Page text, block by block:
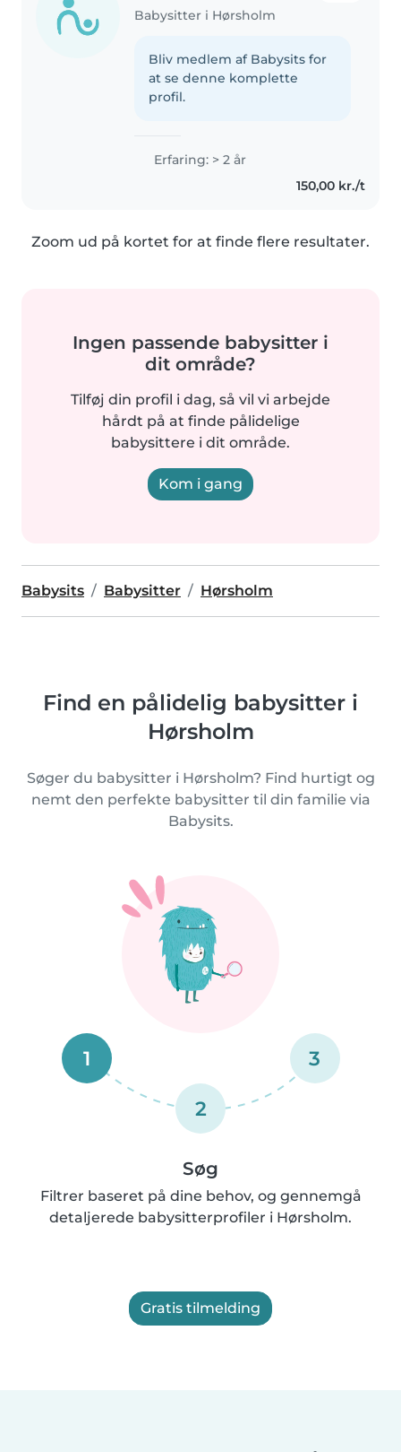
Babysitter i Hørsholm
Bliv medlem af Babysits for
at se denne komplette
profil.
Erfaring: > 2 år
150,00 kr./t
Zoom ud på kortet for at finde flere resultater.
Ingen passende babysitter i
dit område?
Tilføj din profil i dag, så vil vi arbejde
hårdt på at finde pålidelige
babysittere i dit område.
Kom i gang
Babysits Babysitter Hørsholm
Find en pålidelig babysitter i
Hørsholm
Søger du babysitter i Hørsholm? Find hurtigt og
nemt den perfekte babysitter til din familie via
Babysits.
1
2
3
Søg
Filtrer baseret på dine behov, og gennemgå
detaljerede babysitterprofiler i Hørsholm.
Gratis tilmelding